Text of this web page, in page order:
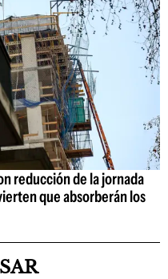
reducción de la jornada
que absorberán los